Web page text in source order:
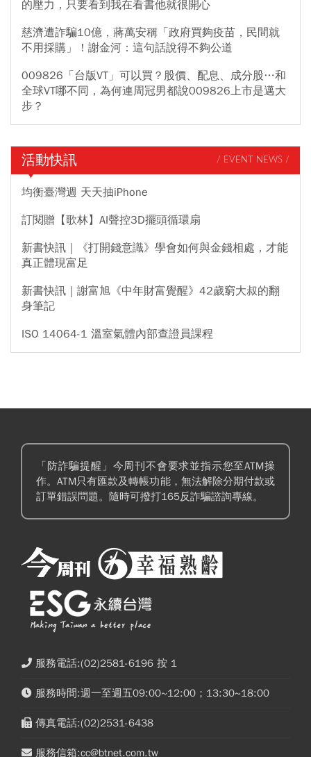
的壓力，只要看到我在看書他就很開心
慈濟遭詐騙10億，蔣萬安稱「政府買夠疫苗，民間就
不用採購」！謝金河：這句話說得不夠公道
009826「台版VT」可以買？股價、配息、成分股…和
全球VT哪不同，為何連周冠男都說009826上市是邁大
步？
活動快訊 / EVENT NEWS /
均衡臺灣週 天天抽iPhone
訂閱贈【歌林】AI聲控3D擺頭循環扇
新書快訊｜《打開錢意識》學會如何與金錢相處，才能
真正體現富足
新書快訊｜謝富旭《中年財富覺醒》42歲窮大叔的翻
身筆記
ISO 14064-1 溫室氣體內部查證員課程
「防詐騙提醒」今周刊不會要求並指示您至ATM操
作。ATM只有匯款及轉帳功能，無法解除分期付款或
訂單錯誤問題。隨時可撥打165反詐騙諮詢專線。
服務電話:(02)2581-6196 按 1
服務時間:週一至週五09:00~12:00；13:30~18:00
傳真電話:(02)2531-6438
服務信箱:cc@btnet.com.tw